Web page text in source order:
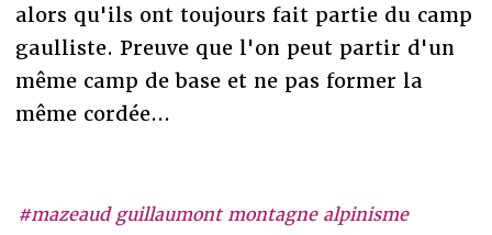
#mazeaud guillaumont montagne alpinisme
alors qu'ils ont toujours fait partie du camp
gaulliste. Preuve que l'on peut partir d'un
même camp de base et ne pas former la
même cordée...